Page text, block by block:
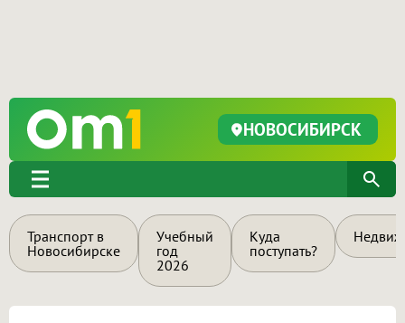
НОВОСИБИРСК
Транспорт в
Новосибирске
Учебный
год
2026
Куда
поступать?